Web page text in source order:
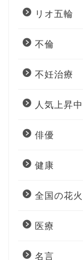
リオ五輪
不倫
不妊治療
人気上昇中
俳優
健康
全国の花
医療
名言